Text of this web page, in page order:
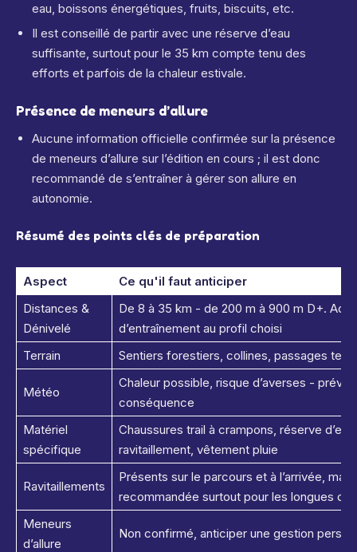
eau, boissons énergétiques, fruits, biscuits, etc.
Il est conseillé de partir avec une réserve d’eau
suffisante, surtout pour le 35 km compte tenu des
efforts et parfois de la chaleur estivale.
Présence de meneurs d’allure
Aucune information officielle confirmée sur la présence
de meneurs d’allure sur l’édition en cours ; il est donc
recommandé de s’entraîner à gérer son allure en
autonomie.
Résumé des points clés de préparation
Aspect
Ce qu'il faut anticiper
Distances &
Dénivelé
De 8 à 35 km - de 200 m à 900 m D+.
d’entraînement au profil choisi
Terrain
Sentiers forestiers, collines, passages
Météo
Chaleur possible, risque d’averses -
conséquence
Matériel
spécifique
Chaussures trail à crampons, réserve
ravitaillement, vêtement pluie
Ravitaillements
Présents sur le parcours et à l’arrivée,
recommandée surtout pour les longues
Meneurs
d’allure
Non confirmé, anticiper une gestion